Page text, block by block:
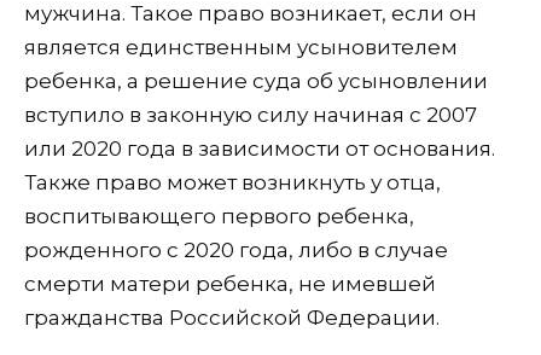
мужчина. Такое право возникает, если он
является единственным усыновителем
ребенка, а решение суда об усыновлении
вступило в законную силу начиная с 2007
или 2020 года в зависимости от основания.
Также право может возникнуть у отца,
воспитывающего первого ребенка,
рожденного с 2020 года, либо в случае
смерти матери ребенка, не имевшей
гражданства Российской Федерации.